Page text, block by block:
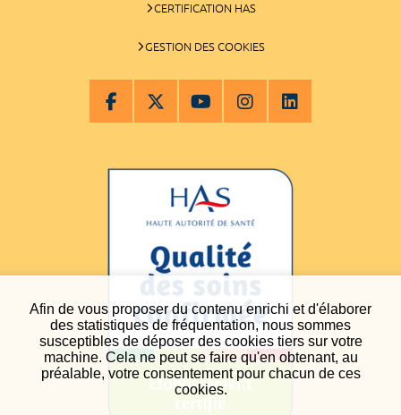
Afin de vous proposer du contenu enrichi et d'élaborer
des statistiques de fréquentation, nous sommes
susceptibles de déposer des cookies tiers sur votre
machine. Cela ne peut se faire qu'en obtenant, au
préalable, votre consentement pour chacun de ces
cookies.
CERTIFICATION HAS
GESTION DES COOKIES